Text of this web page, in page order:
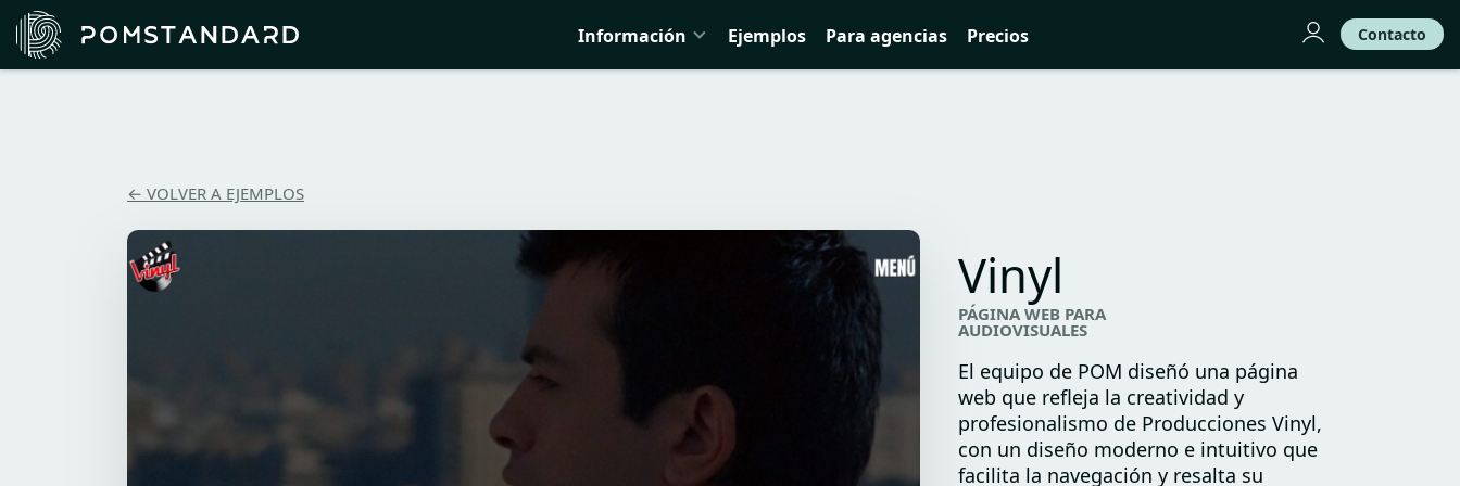
Información Ejemplos Para agencias Precios Contacto
← VOLVER A EJEMPLOS
Vinyl
PÁGINA WEB PARA
AUDIOVISUALES
El equipo de POM diseñó una página
web que refleja la creatividad y
profesionalismo de Producciones Vinyl,
con un diseño moderno e intuitivo que
facilita la navegación y resalta su